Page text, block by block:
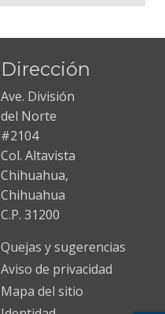
Dirección
Ave. División
del Norte
#2104
Col. Altavista
Chihuahua,
Chihuahua
C.P. 31200
Quejas y sugerencias
Aviso de privacidad
Mapa del sitio